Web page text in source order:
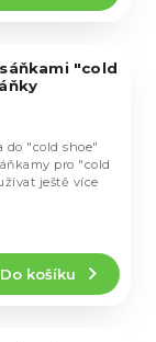
"cold
Do košíku
do "cold shoe"
pro "cold
ještě více